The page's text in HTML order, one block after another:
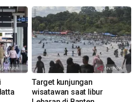
Target kunjungan
wisatawan saat libur